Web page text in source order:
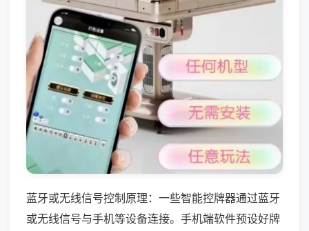
蓝牙或无线信号控制原理：一些智能控牌器通过蓝牙
或无线信号与手机等设备连接。手机端软件预设好牌